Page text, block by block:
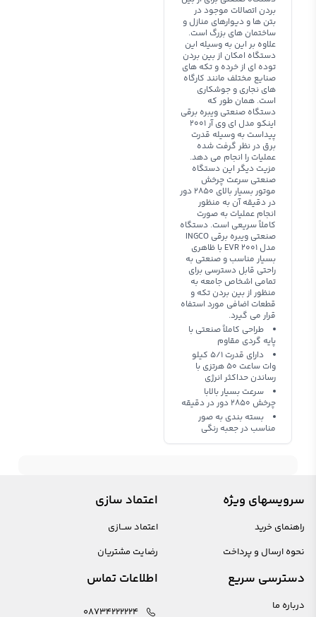
بردن اتصالات موجود در
بتن ها و دیوارهای منازل و
ساختمان های بزرگ است.
علاوه بر این به وسیله این
دستگاه امکان از بین بردن
توده ای از خرده و تکه های
صنایع مختلف مانند کارگاه
های نجاری و جوشکاری
است. همان طور که
دستگاه صنعتی ویبره برقی
اینکو مدل ای وی آر 2001
پیداست به وسیله قدرت
برق در نظر گرفت شده
عملیات را انجام می دهد.
مزیت دیگر این دستگاه
صنعتی سرعت چرخش
موتور بسیار بالای 2850 دور
در دقیقه آن به منظور
انجام عملیات به صورت
کاملاً سریعی است. دستگاه
صنعتی ویبره برقی INGCO
مدل EVR 2001 با ظاهری
بسیار مناسب و صنعتی به
راحتی قابل دسترسی برای
تمامی اشخاص جامعه به
منظور از بین بردن تکه و
قطعات اضافی مورد استفاه
قرار می گیرد.
طراحی کاملاً صنعتی با
پایه گردی مقاوم
دارای قدرت 5/1 کیلو
وات ساعت 50 هرتزی با
رساندن حداکثر انرژی
سرعت بسیار بالابا
چرخش 2850 دور در دقیقه
بسته بندی به صور
مناسب در جعبه رنگی
سرویسهای ویژه
راهنمای خرید
نحوه ارسال و پرداخت
اعتماد سازی
اعتماد ســازی
رضایت مشتریان
دسترسی سریع
درباره ما
اطلاعات تماس
08734222224